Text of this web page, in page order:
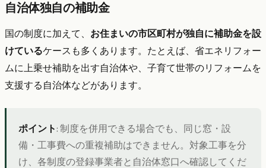
自治体独自の補助金
国の制度に加えて、 お住まいの市区町村が独自に補助金を設
けているケースも多くあります。たとえば、省エネリフォー
ムに上乗せ補助を出す自治体や、子育て世帯のリフォームを
支援する自治体などがあります。
ポイント: 制度を併用できる場合でも、同じ窓・設
備・工事費への重複補助はできません。対象工事を分
け、各制度の登録事業者と自治体窓口へ確認してくだ